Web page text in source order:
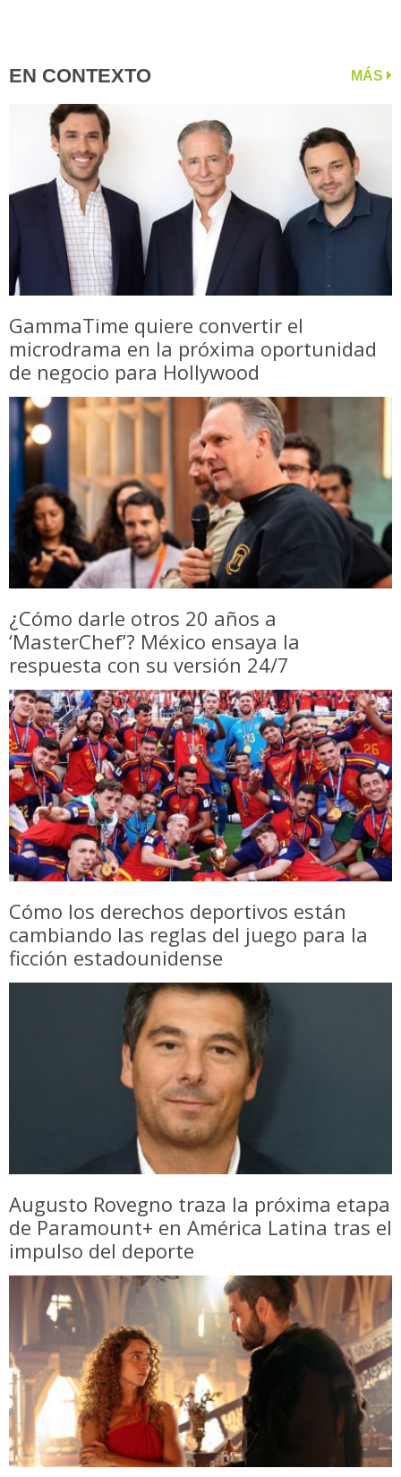
EN CONTEXTO MÁS
GammaTime quiere convertir el
microdrama en la próxima oportunidad
de negocio para Hollywood
¿Cómo darle otros 20 años a
‘MasterChef’? México ensaya la
respuesta con su versión 24/7
Cómo los derechos deportivos están
cambiando las reglas del juego para la
ficción estadounidense
Augusto Rovegno traza la próxima etapa
de Paramount+ en América Latina tras el
impulso del deporte